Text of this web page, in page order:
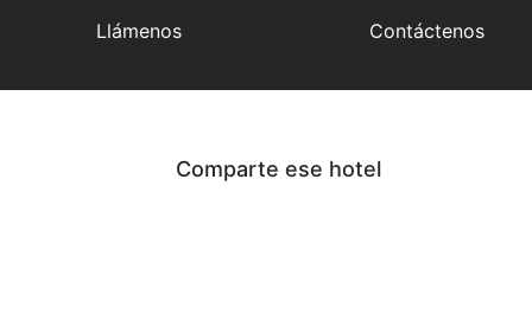
Llámenos Contáctenos
Comparte ese hotel